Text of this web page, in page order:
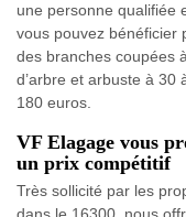
une personne qualifiée
vous pouvez bénéficier
des branches coupées
d’arbre et arbuste à 30
180 euros.
VF Elagage vous
un prix compétitif
Très sollicité par les